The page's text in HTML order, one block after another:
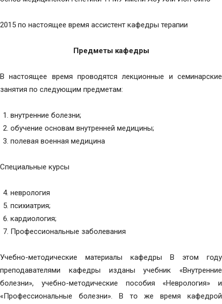
2015 по настоящее время ассистент кафедры терапии
Предметы кафедры
В настоящее время проводятся лекционные и семинарские
занятия по следующим предметам:
внутренние болезни;
обучение основам внутренней медицины;
полевая военная медицина
Специальные курсы
неврология
психиатрия;
кардиология;
Профессиональные заболевания
Учебно-методические материалы кафедры В этом году
преподавателями кафедры изданы учебник «Внутренние
болезни», учебно-методические пособия «Неврология» и
«Профессиональные болезни». В то же время кафедрой